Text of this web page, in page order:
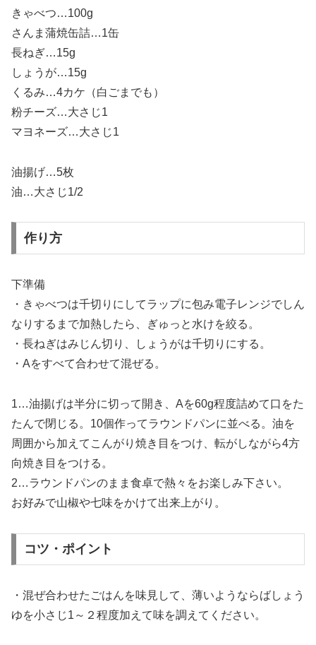
きゃべつ…100g
さんま蒲焼缶詰…1缶
長ねぎ…15g
しょうが…15g
くるみ…4カケ（白ごまでも）
粉チーズ…大さじ1
マヨネーズ…大さじ1
油揚げ…5枚
油…大さじ1/2
作り方
下準備
・きゃべつは千切りにしてラップに包み電子レンジでしん
なりするまで加熱したら、ぎゅっと水けを絞る。
・長ねぎはみじん切り、しょうがは千切りにする。
・Aをすべて合わせて混ぜる。
1…油揚げは半分に切って開き、Aを60g程度詰めて口をた
たんで閉じる。10個作ってラウンドパンに並べる。油を
周囲から加えてこんがり焼き目をつけ、転がしながら4方
向焼き目をつける。
2…ラウンドパンのまま食卓で熱々をお楽しみ下さい。
お好みで山椒や七味をかけて出来上がり。
コツ・ポイント
・混ぜ合わせたごはんを味見して、薄いようならばしょう
ゆを小さじ1～２程度加えて味を調えてください。